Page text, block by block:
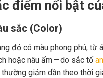
điểm nổi bật
sắc (Color)
đỏ có màu phong phú, từ
hoặc nâu ấm — do sắc tố
giảm dần theo thời